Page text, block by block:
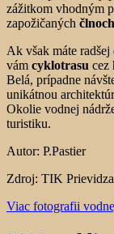
zážitkom vhodným
zapožičaných člnoch
Ak však máte
vám cyklotrasu cez
Belá, prípadne
unikátnou
Okolie vodnej
turistiku.
Autor: P.Pastier
Zdroj: TIK Prievidza
Viac fotografii